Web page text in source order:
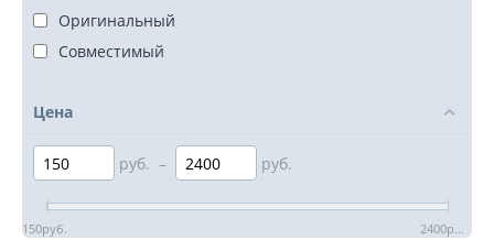
Оригинальный
Совместимый
Цена
руб. – руб.
150руб. 2400руб.